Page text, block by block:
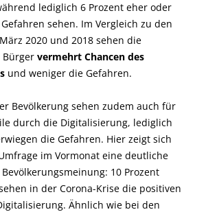
lediglich 6 Prozent eher oder
sehen. Im Vergleich zu den
2020 und 2018 sehen die
vermehrt Chancen des
und weniger die Gefahren.
Bevölkerung sehen zudem auch für
durch die Digitalisierung, lediglich
die Gefahren. Hier zeigt sich
im Vormonat eine deutliche
10 Prozent
in der Corona-Krise die positiven
Ähnlich wie bei den